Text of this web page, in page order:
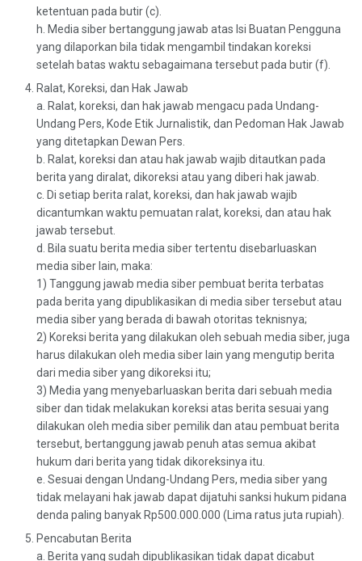
ketentuan pada butir (c).
h. Media siber bertanggung jawab atas Isi Buatan Pengguna
yang dilaporkan bila tidak mengambil tindakan koreksi
setelah batas waktu sebagaimana tersebut pada butir (f).
Ralat, Koreksi, dan Hak Jawab
a. Ralat, koreksi, dan hak jawab mengacu pada Undang-
Undang Pers, Kode Etik Jurnalistik, dan Pedoman Hak Jawab
yang ditetapkan Dewan Pers.
b. Ralat, koreksi dan atau hak jawab wajib ditautkan pada
berita yang diralat, dikoreksi atau yang diberi hak jawab.
c. Di setiap berita ralat, koreksi, dan hak jawab wajib
dicantumkan waktu pemuatan ralat, koreksi, dan atau hak
jawab tersebut.
d. Bila suatu berita media siber tertentu disebarluaskan
media siber lain, maka:
1) Tanggung jawab media siber pembuat berita terbatas
pada berita yang dipublikasikan di media siber tersebut atau
media siber yang berada di bawah otoritas teknisnya;
2) Koreksi berita yang dilakukan oleh sebuah media siber, juga
harus dilakukan oleh media siber lain yang mengutip berita
dari media siber yang dikoreksi itu;
3) Media yang menyebarluaskan berita dari sebuah media
siber dan tidak melakukan koreksi atas berita sesuai yang
dilakukan oleh media siber pemilik dan atau pembuat berita
tersebut, bertanggung jawab penuh atas semua akibat
hukum dari berita yang tidak dikoreksinya itu.
e. Sesuai dengan Undang-Undang Pers, media siber yang
tidak melayani hak jawab dapat dijatuhi sanksi hukum pidana
denda paling banyak Rp500.000.000 (Lima ratus juta rupiah).
Pencabutan Berita
a. Berita yang sudah dipublikasikan tidak dapat dicabut